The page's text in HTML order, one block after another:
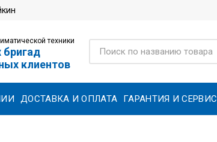
техники
клиентов
ДОСТАВКА И ОПЛАТА ГАРАНТИЯ И СЕРВИС